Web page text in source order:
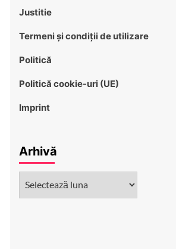
Justitie
Termeni și condiții de utilizare
Politică
Politică cookie-uri (UE)
Imprint
Arhivă